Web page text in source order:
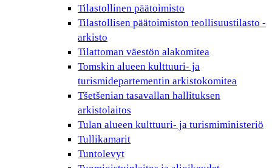
Tilastollinen päätoimisto
Tilastollisen päätoimiston teollisuustilasto -
arkisto
Tilattoman väestön alakomitea
Tomskin alueen kulttuuri- ja
turismidepartementin arkistokomitea
Tšetšenian tasavallan hallituksen
arkistolaitos
Tulan alueen kulttuuri- ja turismiministeriö
Tullikamarit
Tuntolevyt